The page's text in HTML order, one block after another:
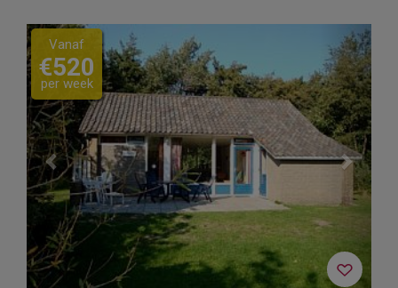
Previous Next
Vanaf
€520
per week